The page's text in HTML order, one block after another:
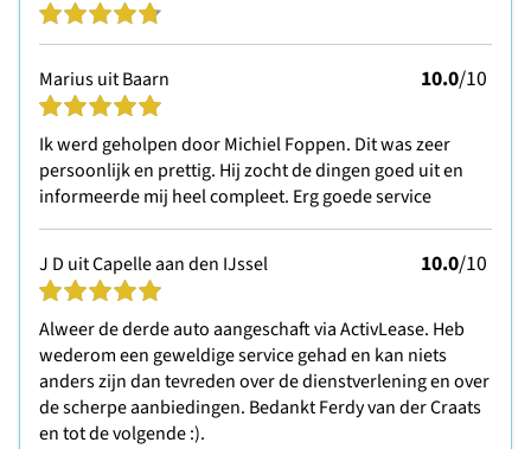
Marius uit Baarn 10.0/10
Ik werd geholpen door Michiel Foppen. Dit was zeer
persoonlijk en prettig. Hij zocht de dingen goed uit en
informeerde mij heel compleet. Erg goede service
J D uit Capelle aan den IJssel 10.0/10
Alweer de derde auto aangeschaft via ActivLease. Heb
wederom een geweldige service gehad en kan niets
anders zijn dan tevreden over de dienstverlening en over
de scherpe aanbiedingen. Bedankt Ferdy van der Craats
en tot de volgende :).